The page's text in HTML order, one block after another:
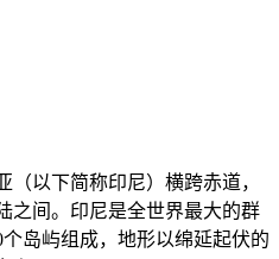
以下简称印尼）横跨赤道，
之间。印尼是全世界最大的群
岛屿组成，地形以绵延起伏的